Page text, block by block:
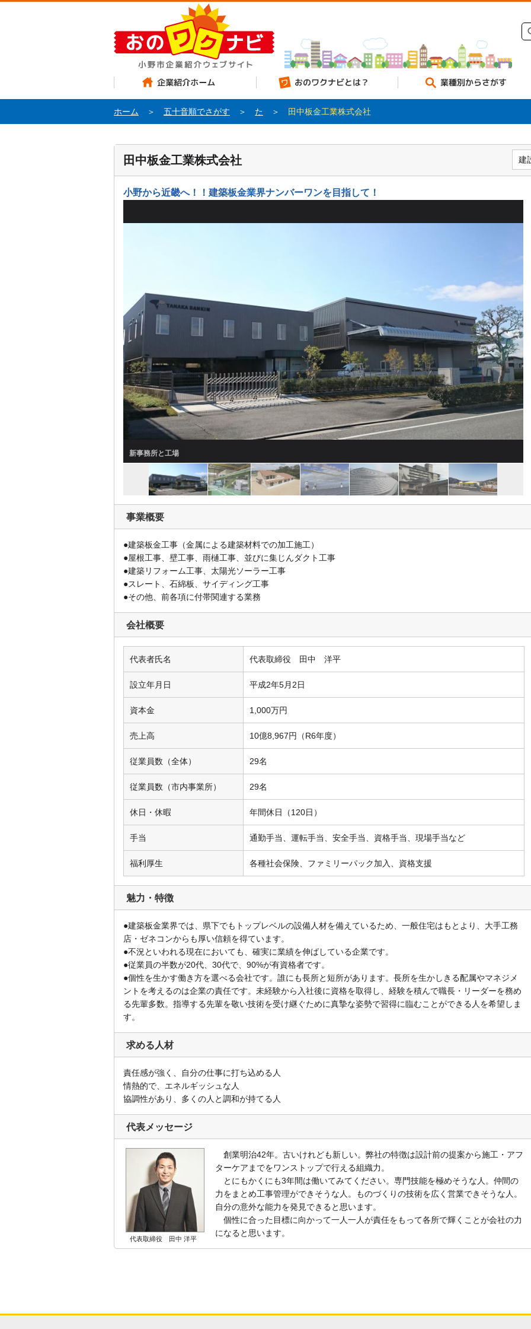
ホーム ＞ 五十音順でさがす ＞ た ＞ 田中板金工業株式会社
田中板金工業株式会社 建
小野から近畿へ！！建築板金業界ナンバーワンを目指して！
ライン化された工場
事業概要
●建築板金工事（金属による建築材料での加工施工）
●屋根工事、壁工事、雨樋工事、並びに集じんダクト工事
●建築リフォーム工事、太陽光ソーラー工事
●スレート、石綿板、サイディング工事
●その他、前各項に付帯関連する業務
会社概要
代表者氏名 代表取締役 田中 洋平
設立年月日 平成2年5月2日
資本金 1,000万円
売上高 10億8,967円（R6年度）
従業員数（全体） 29名
従業員数（市内事業所） 29名
休日・休暇 年間休日（120日）
手当 通勤手当、運転手当、安全手当、資格手当、現場手当など
福利厚生 各種社会保険、ファミリーパック加入、資格支援
魅力・特徴
●建築板金業界では、県下でもトップレベルの設備人材を備えているため、一般住宅はもとより、大手工務
店・ゼネコンからも厚い信頼を得ています。
●不況といわれる現在においても、確実に業績を伸ばしている企業です。
●従業員の半数が20代、30代で、90%が有資格者です。
●個性を生かす働き方を選べる会社です。誰にも長所と短所があります。長所を生かしきる配属やマネジメ
ントを考えるのは企業の責任です。未経験から入社後に資格を取得し、経験を積んで職長・リーダーを務め
る先輩多数。指導する先輩を敬い技術を受け継ぐために真摯な姿勢で習得に臨むことができる人を希望しま
す。
求める人材
責任感が強く、自分の仕事に打ち込める人
情熱的で、エネルギッシュな人
協調性があり、多くの人と調和が持てる人
代表メッセージ
代表取締役 田中 洋平
創業明治42年。古いけれども新しい。弊社の特徴は設計前の提案から施工・アフ
ターケアまでをワンストップで行える組織力。
とにもかくにも3年間は働いてみてください。専門技能を極めそうな人。仲間の
力をまとめ工事管理ができそうな人。ものづくりの技術を広く営業できそうな人。
自分の意外な能力を発見できると思います。
個性に合った目標に向かって一人一人が責任をもって各所で輝くことが会社の力
になると思います。